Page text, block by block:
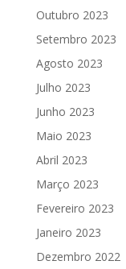
Outubro 2023
Setembro 2023
Agosto 2023
Julho 2023
Junho 2023
Maio 2023
Abril 2023
Março 2023
Fevereiro 2023
Janeiro 2023
Dezembro 2022